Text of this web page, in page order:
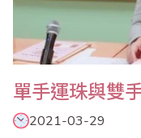
單手運珠與雙
2021-03-29